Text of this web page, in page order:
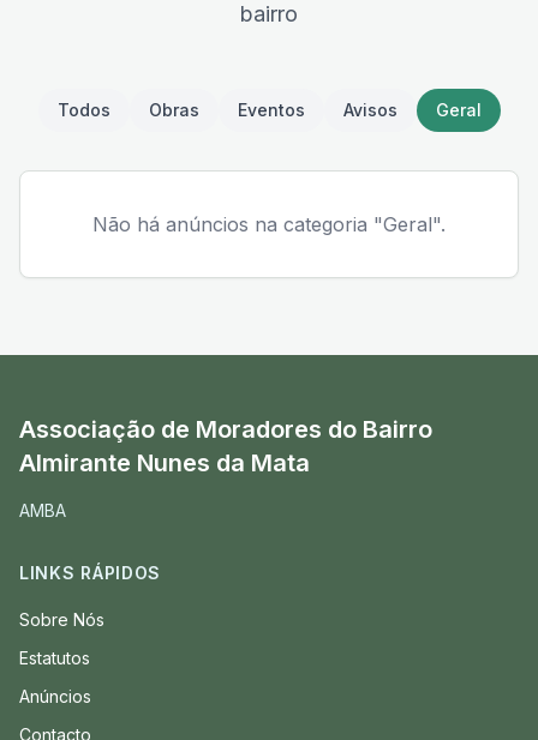
bairro
Todos Obras Eventos Avisos Geral
Não há anúncios na categoria "Geral".
Associação de Moradores do Bairro
Almirante Nunes da Mata
AMBA
LINKS RÁPIDOS
Sobre Nós
Estatutos
Anúncios
Contacto